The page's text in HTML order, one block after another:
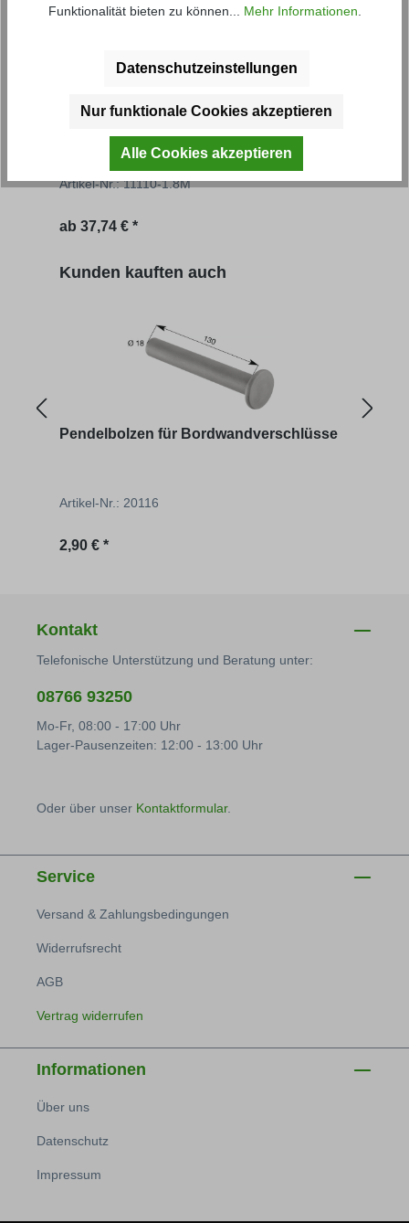
Grundbordwand NS
Artikel-Nr.: 11110-1.8M
Regulärer Preis:
ab 37,74 € *
Produktgalerie überspringen
Kunden kauften auch
Pendelbolzen für Bordwandverschlüsse
Artikel-Nr.: 20116
Regulärer Preis:
2,90 € *
Kontakt
Telefonische Unterstützung und Beratung unter:
08766 93250
Mo-Fr, 08:00 - 17:00 Uhr
Lager-Pausenzeiten: 12:00 - 13:00 Uhr
Oder über unser Kontaktformular.
Service
Versand & Zahlungsbedingungen
Widerrufsrecht
AGB
Vertrag widerrufen
Informationen
Über uns
Datenschutz
Impressum
Funktionalität bieten zu können... Mehr Informationen
Datenschutzeinstellungen
Nur funktionale Cookies akzeptieren
Alle Cookies akzeptieren